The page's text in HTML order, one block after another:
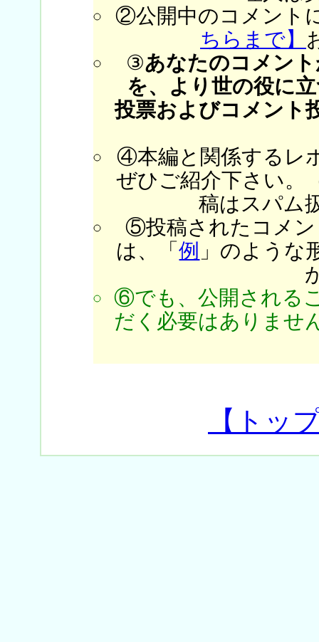
②公開中のコメント
ちらまで】
③あなたのコメン
を、より世の役に
投票およびコメント
④本編と関係するレ
ぜひご紹介下さい。
稿はスパム
⑤投稿されたコメン
は、「例 」のような
⑥でも、公開される
だく必要はありませ
【トッ